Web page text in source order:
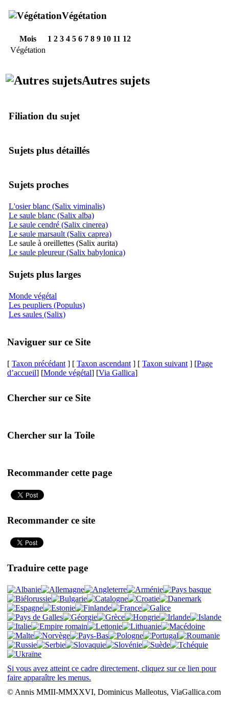
Végétation
Mois 1 2 3 4 5 6 7 8 9 10 11 12
Végétation
Autres sujets
Filiation du sujet
Sujets plus détaillés
Sujets proches
L'osier blanc (Salix viminalis)
Le saule blanc (Salix alba)
Le saule cendré (Salix cinerea)
Le saule marsault (Salix caprea)
Le saule à oreillettes (Salix aurita)
Le saule pleureur (Salix babylonica)
Sujets plus larges
Monde végétal
Les peupliers (Populus)
Les saules (Salix)
Naviguer sur ce Site
[ Taxon précédant ] [ Taxon ascendant ] [ Taxon suivant ] [Page
d’accueil] [Monde végétal] [Via Gallica]
Chercher sur ce Site
Chercher sur la Toile
Recommander cette page
Recommander ce site
Traduire cette page
Si vous avez atteint ce cadre directement, cliquez sur ce lien pour
faire apparaître les menus.
© Annis MMII-MMXXVI, Dominicus Malleotus, ViaGallica.com